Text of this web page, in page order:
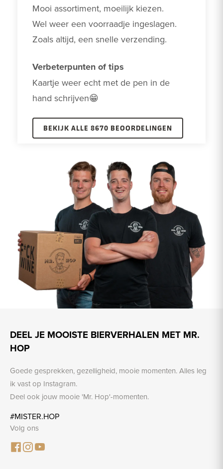
Mooi assortiment, moeilijk kiezen.
Wel weer een voorraadje ingeslagen.
Zoals altijd, een snelle verzending.
Verbeterpunten of tips
Kaartje weer echt met de pen in de
hand schrijven😁
BEKIJK ALLE 8670 BEOORDELINGEN
DEEL JE MOOISTE BIERVERHALEN MET MR.
HOP
Goede gesprekken, gezelligheid, mooie momenten. Alles leg
ik vast op Instagram.
Deel ook jouw mooie 'Mr. Hop'-momenten.
#MISTER.HOP
Volg ons